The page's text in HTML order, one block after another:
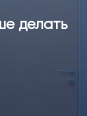
делать